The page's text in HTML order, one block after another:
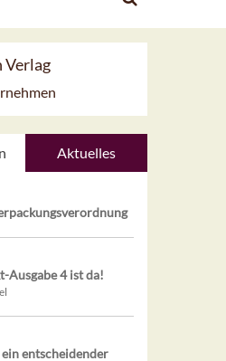
Verlag
Aktuelles
Ausgabe 4 ist da!
entscheidender